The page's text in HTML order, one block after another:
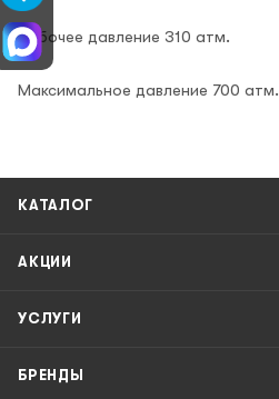
Рабочее давление 310 атм.
Максимальное давление 700 атм.
КАТАЛОГ
АКЦИИ
УСЛУГИ
БРЕНДЫ